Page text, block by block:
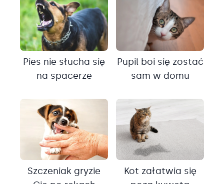
Pies nie słucha się
na spacerze
Pupil boi się zostać
sam w domu
Szczeniak gryzie
Kot załatwia się